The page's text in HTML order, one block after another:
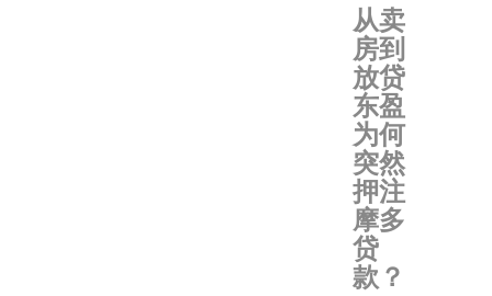
从卖
房到
放贷
东盈
为何
突然
押注
摩多
贷
款？